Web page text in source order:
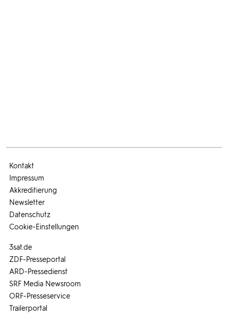
3sat.de
ZDF-Presseportal
ARD-Pressedienst
SRF Media Newsroom
ORF-Presseservice
Trailerportal
Kontakt
Impressum
Akkreditierung
Newsletter
Datenschutz
Cookie-Einstellungen